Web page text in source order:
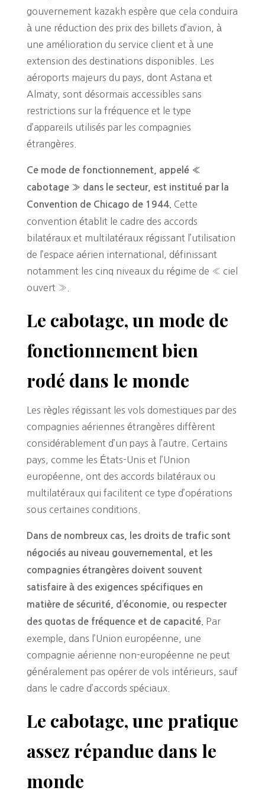
gouvernement kazakh espère que cela conduira
à une réduction des prix des billets d’avion, à
une amélioration du service client et à une
extension des destinations disponibles. Les
aéroports majeurs du pays, dont Astana et
Almaty, sont désormais accessibles sans
restrictions sur la fréquence et le type
d’appareils utilisés par les compagnies
étrangères.
Ce mode de fonctionnement, appelé «
cabotage » dans le secteur, est institué par la
Convention de Chicago de 1944. Cette
convention établit le cadre des accords
bilatéraux et multilatéraux régissant l’utilisation
de l’espace aérien international, définissant
notamment les cinq niveaux du régime de « ciel
ouvert ».
Le cabotage, un mode de
fonctionnement bien
rodé dans le monde
Les règles régissant les vols domestiques par des
compagnies aériennes étrangères diffèrent
considérablement d’un pays à l’autre. Certains
pays, comme les États-Unis et l’Union
européenne, ont des accords bilatéraux ou
multilatéraux qui facilitent ce type d’opérations
sous certaines conditions.
Dans de nombreux cas, les droits de trafic sont
négociés au niveau gouvernemental, et les
compagnies étrangères doivent souvent
satisfaire à des exigences spécifiques en
matière de sécurité, d’économie, ou respecter
des quotas de fréquence et de capacité.
Par
exemple, dans l’Union européenne, une
compagnie aérienne non-européenne ne peut
généralement pas opérer de vols intérieurs, sauf
dans le cadre d’accords spéciaux.
Le cabotage, une pratique
assez répandue dans le
monde